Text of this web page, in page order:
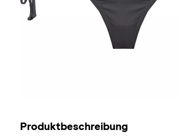
Produktbeschreibung